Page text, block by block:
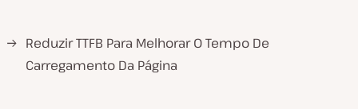
→ Reduzir TTFB Para Melhorar O Tempo De
Carregamento Da Página